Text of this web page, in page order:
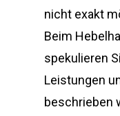
nicht exakt
Beim
spekulieren
Leistungen
beschrieben